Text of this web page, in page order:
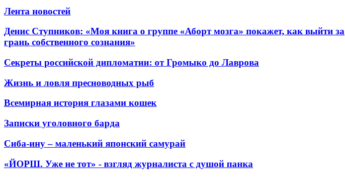
Лента новостей
Денис Ступников: «Моя книга о группе «Аборт мозга» покажет, как выйти за
грань собственного сознания»
Секреты российской дипломатии: от Громыко до Лаврова
Жизнь и ловля пресноводных рыб
Всемирная история глазами кошек
Записки уголовного барда
Сиба-ину – маленький японский самурай
«ЙОРШ. Уже не тот» - взгляд журналиста с душой панка